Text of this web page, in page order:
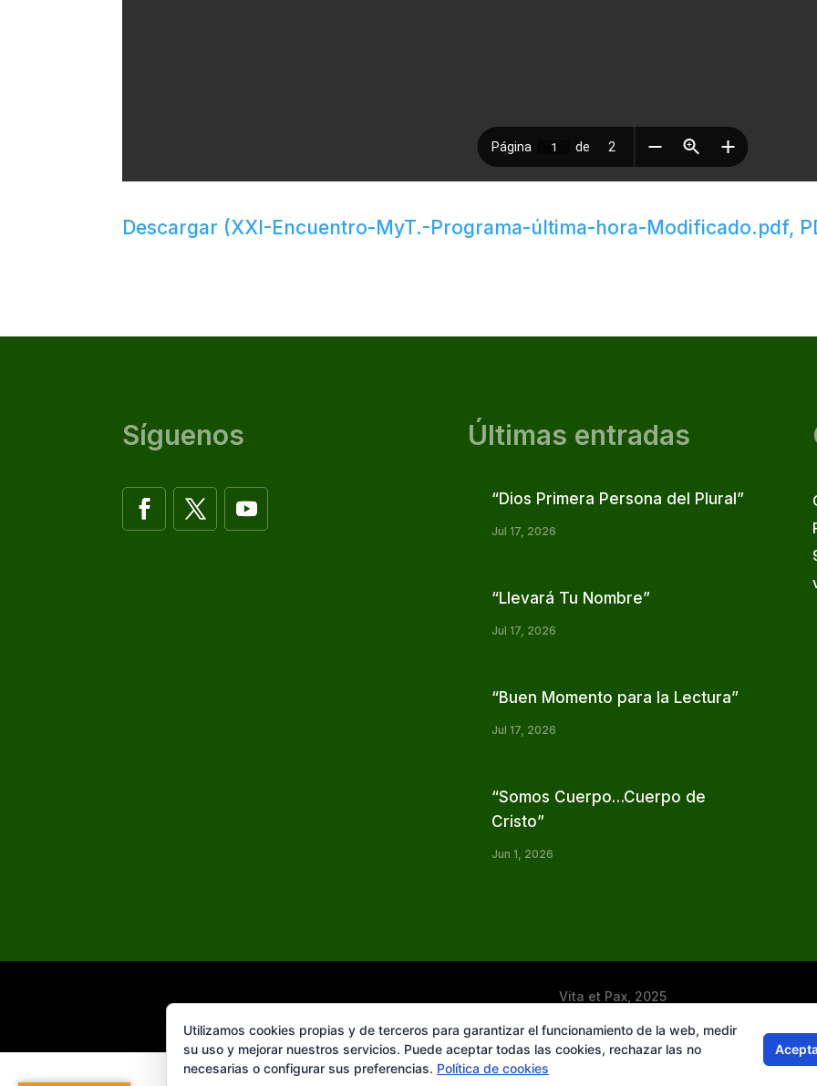
Descargar (XXI-Encuentro-MyT.-Programa-última-hora-Modificado.pdf,
Síguenos Últimas entradas
“Dios Primera Persona del Plural”
Jul 17, 2026
“Llevará Tu Nombre”
Jul 17, 2026
“Buen Momento para la Lectura”
Jul 17, 2026
“Somos Cuerpo…Cuerpo de
Cristo”
Jun 1, 2026
Vita et Pax, 2025
Utilizamos cookies propias y de terceros para garantizar el funcionamiento de la web, medir
su uso y mejorar nuestros servicios. Puede aceptar todas las cookies, rechazar las no
necesarias o configurar sus preferencias. Política de cookies